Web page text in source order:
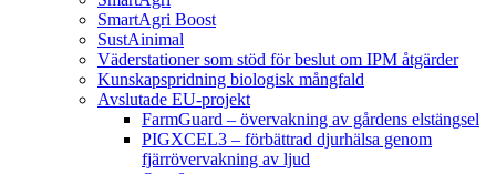
SmartAgri Boost
SustAinimal
Väderstationer som stöd för beslut om IPM åtgärder
Kunskapspridning biologisk mångfald
Avslutade EU-projekt
FarmGuard – övervakning av gårdens elstängsel
PIGXCEL3 – förbättrad djurhälsa genom
fjärrövervakning av ljud